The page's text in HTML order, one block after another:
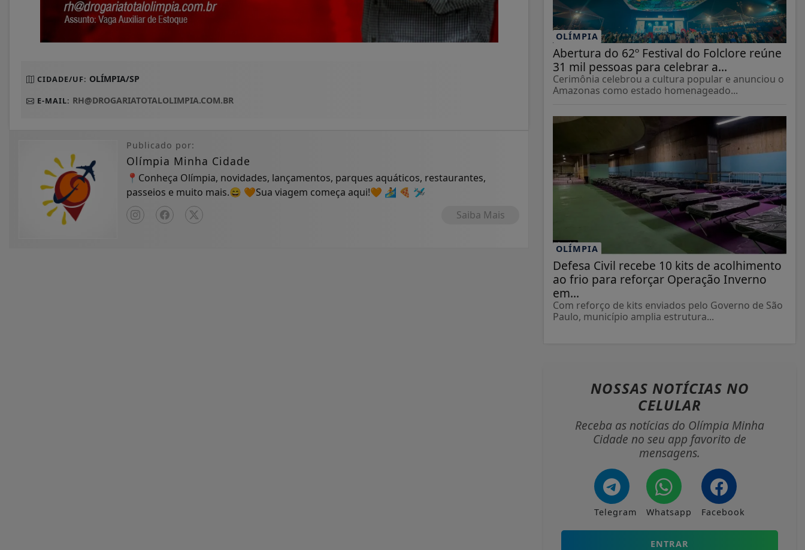
CIDADE/UF: OLÍMPIA/SP
E-MAIL: RH@DROGARIATOTALOLIMPIA.COM.BR
Publicado por:
Olímpia Minha Cidade
📍Conheça Olímpia, novidades, lançamentos, parques aquáticos, restaurantes,
passeios e muito mais.😄 🧡Sua viagem começa aqui!🧡 🏄 🍕 🛩
Saiba Mais
OLÍMPIA
Abertura do 62º Festival do Folclore reúne
31 mil pessoas para celebrar a...
Cerimônia celebrou a cultura popular e anunciou o
Amazonas como estado homenageado...
OLÍMPIA
Defesa Civil recebe 10 kits de acolhimento
ao frio para reforçar Operação Inverno
em...
Com reforço de kits enviados pelo Governo de São
Paulo, município amplia estrutura...
NOSSAS NOTÍCIAS NO
CELULAR
Receba as notícias do Olímpia Minha
Cidade no seu app favorito de
mensagens.
Telegram Whatsapp Facebook
ENTRAR